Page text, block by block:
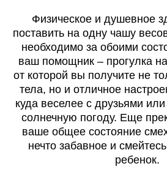
Физическое и душевное
поставить на одну чашу
необходимо за обоими
ваш помощник – прогулка
от которой вы получите не
тела, но и отличное
куда веселее с друзьями
солнечную погоду. Еще
ваше общее состояние
нечто забавное и
ребенок.